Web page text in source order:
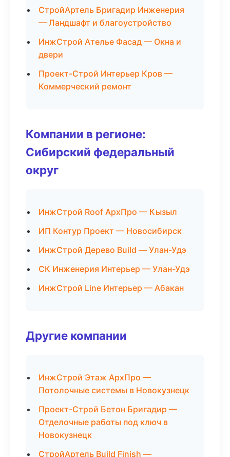
СтройАртель Бригадир Инженерия
— Ландшафт и благоустройство
ИнжСтрой Ателье Фасад — Окна и
двери
Проект-Строй Интерьер Кров —
Коммерческий ремонт
Компании в регионе:
Сибирский федеральный
округ
ИнжСтрой Roof АрхПро — Кызыл
ИП Контур Проект — Новосибирск
ИнжСтрой Дерево Build — Улан-Удэ
СК Инженерия Интерьер — Улан-Удэ
ИнжСтрой Line Интерьер — Абакан
Другие компании
ИнжСтрой Этаж АрхПро —
Потолочные системы в Новокузнецк
Проект-Строй Бетон Бригадир —
Отделочные работы под ключ в
Новокузнецк
СтройАртель Build Finish —